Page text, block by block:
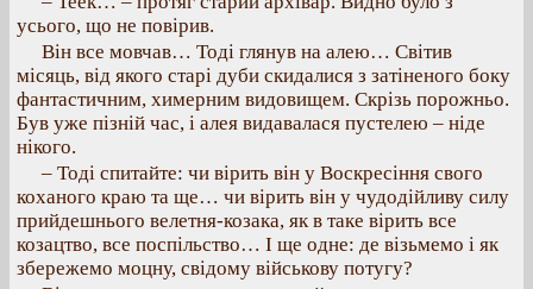
усього, що не повірив.
Він все мовчав… Тоді глянув на алею… Світив
місяць, від якого старі дуби скидалися з затіненого боку
фантастичним, химерним видовищем. Скрізь порожньо.
Був уже пізній час, і алея видавалася пустелею – ніде
нікого.
– Тоді спитайте: чи вірить він у Воскресіння свого
коханого краю та ще… чи вірить він у чудодійливу силу
прийдешнього велетня-козака, як в таке вірить все
козацтво, все поспільство… І ще одне: де візьмемо і як
збережемо моцну, свідому військову потугу?